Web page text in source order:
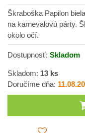
Škraboška Papilon
na karnevalovú párty.
okolo očí.
Dostupnosť: Skladom
Skladom: 13 ks
Doručíme dňa: